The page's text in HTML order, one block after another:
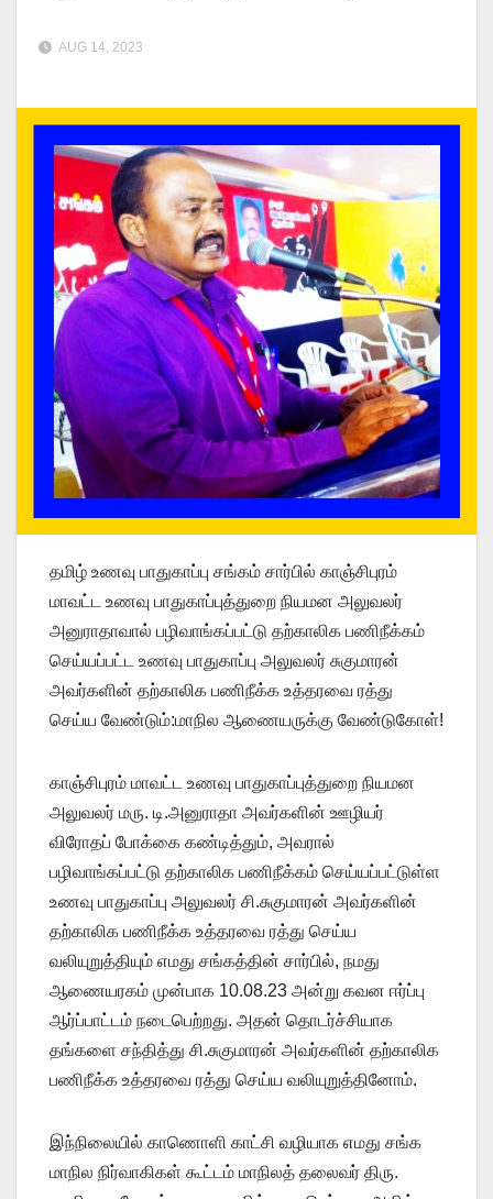
AUG 14, 2023
தமிழ் உணவு பாதுகாப்பு சங்கம் சார்பில் காஞ்சிபுரம்
மாவட்ட உணவு பாதுகாப்புத்துறை நியமன அலுவலர்
அனுராதாவால் பழிவாங்கப்பட்டு தற்காலிக பணிநீக்கம்
செய்யப்பட்ட உணவு பாதுகாப்பு அலுவலர் சுகுமாரன்
அவர்களின் தற்காலிக பணிநீக்க உத்தரவை ரத்து
செய்ய வேண்டும்:மாநில ஆணையருக்கு வேண்டுகோள்!
காஞ்சிபுரம் மாவட்ட உணவு பாதுகாப்புத்துறை நியமன
அலுவலர் மரு. டி.அனுராதா அவர்களின் ஊழியர்
விரோதப் போக்கை கண்டித்தும், அவரால்
பழிவாங்கப்பட்டு தற்காலிக பணிநீக்கம் செய்யப்பட்டுள்ள
உணவு பாதுகாப்பு அலுவலர் சி.சுகுமாரன் அவர்களின்
தற்காலிக பணிநீக்க உத்தரவை ரத்து செய்ய
வலியுறுத்தியும் எமது சங்கத்தின் சார்பில், நமது
ஆணையரகம் முன்பாக 10.08.23 அன்று கவன ஈர்ப்பு
ஆர்ப்பாட்டம் நடைபெற்றது. அதன் தொடர்ச்சியாக
தங்களை சந்தித்து சி.சுகுமாரன் அவர்களின் தற்காலிக
பணிநீக்க உத்தரவை ரத்து செய்ய வலியுறுத்தினோம்.
இந்நிலையில் காணொளி காட்சி வழியாக எமது சங்க
மாநில நிர்வாகிகள் கூட்டம் மாநிலத் தலைவர் திரு.